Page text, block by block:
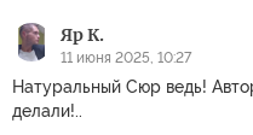
Яр К.
11 июня 2025, 10:27
Натуральный Сюр ведь!
делали!..